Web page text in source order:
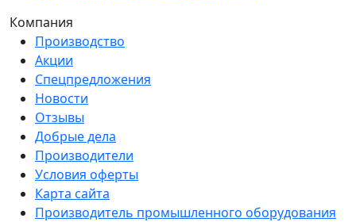
Компания
Производство
Акции
Спецпредложения
Новости
Отзывы
Добрые дела
Производители
Условия оферты
Карта сайта
Производитель промышленного оборудования